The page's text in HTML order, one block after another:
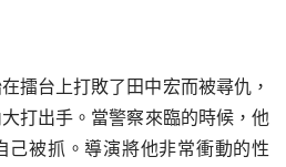
擂台上打敗了田中宏而被尋仇，
打出手。當警察來臨的時候，他
己被抓。導演將他非常衝動的性